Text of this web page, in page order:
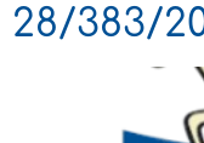
28/383/